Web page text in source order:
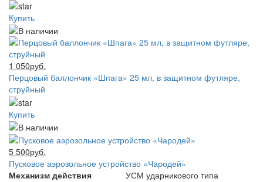
Купить
1 050руб.
Перцовый баллончик «Шпага» 25 мл, в защитном футляре,
струйный
Купить
5 500руб.
Пусковое аэрозольное устройство «Чародей»
Механизм действия
УСМ ударникового типа